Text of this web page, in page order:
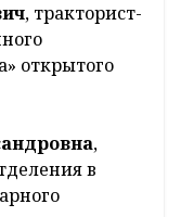
, тракторист-
открытого
,
в